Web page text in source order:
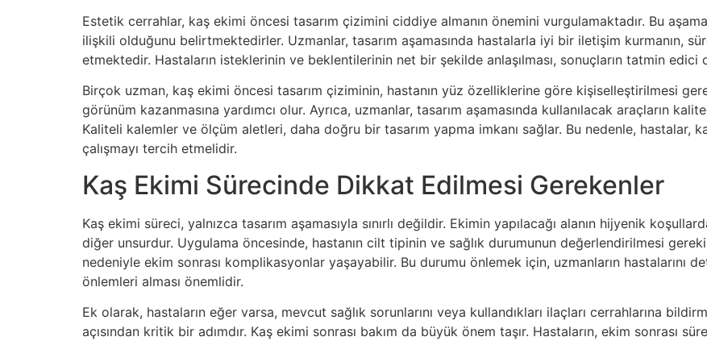
Estetik cerrahlar, kaş ekimi öncesi tasarım çizimini ciddiye almanın önemini vurgulamaktadır. Bu
ilişkili olduğunu belirtmektedirler. Uzmanlar, tasarım aşamasında hastalarla iyi bir iletişim kurmanın,
etmektedir. Hastaların isteklerinin ve beklentilerinin net bir şekilde anlaşılması, sonuçların tatmin edici
Birçok uzman, kaş ekimi öncesi tasarım çiziminin, hastanın yüz özelliklerine göre kişiselleştirilmesi
görünüm kazanmasına yardımcı olur. Ayrıca, uzmanlar, tasarım aşamasında kullanılacak araçların
Kaliteli kalemler ve ölçüm aletleri, daha doğru bir tasarım yapma imkanı sağlar. Bu nedenle, hastalar,
çalışmayı tercih etmelidir.
Kaş Ekimi Sürecinde Dikkat Edilmesi Gerekenler
Kaş ekimi süreci, yalnızca tasarım aşamasıyla sınırlı değildir. Ekimin yapılacağı alanın hijyenik
diğer unsurdur. Uygulama öncesinde, hastanın cilt tipinin ve sağlık durumunun değerlendirilmesi
nedeniyle ekim sonrası komplikasyonlar yaşayabilir. Bu durumu önlemek için, uzmanların hastalarını
önlemleri alması önemlidir.
Ek olarak, hastaların eğer varsa, mevcut sağlık sorunlarını veya kullandıkları ilaçları cerrahlarına
açısından kritik bir adımdır. Kaş ekimi sonrası bakım da büyük önem taşır. Hastaların, ekim sonrası